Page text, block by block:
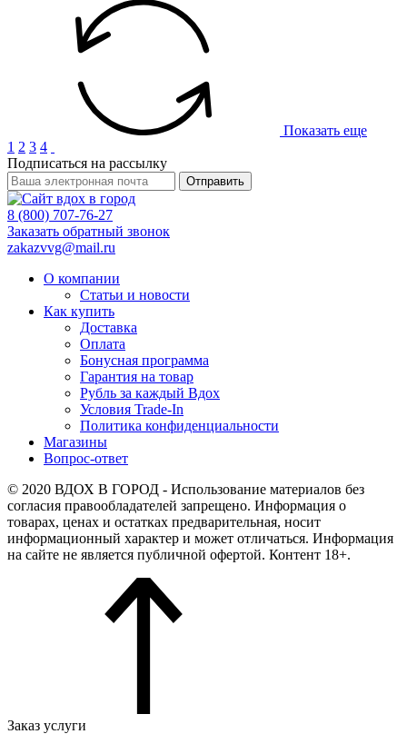
Показать еще
1 2 3 4
Подписаться на рассылку
Отправить
8 (800) 707-76-27
Заказать обратный звонок
zakazvvg@mail.ru
О компании
Статьи и новости
Как купить
Доставка
Оплата
Бонусная программа
Гарантия на товар
Рубль за каждый Вдох
Условия Trade-In
Политика конфиденциальности
Магазины
Вопрос-ответ
© 2020 ВДОХ В ГОРОД - Использование материалов без
согласия правообладателей запрещено. Информация о
товарах, ценах и остатках предварительная, носит
информационный характер и может отличаться. Информация
на сайте не является публичной офертой. Контент 18+.
Заказ услуги